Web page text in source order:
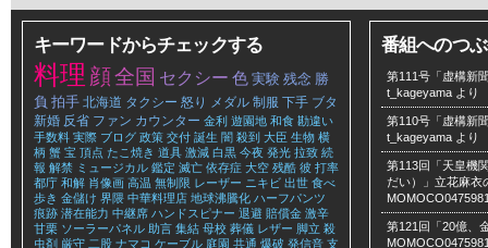
キーワードからチェックする
料理 顔全国 セクシー 色 実験 残念 勝
負 拍手 北海道 タクシー 怒り メダル 制服 下手 ブタ
新婚 反省 ファン カウンター 金利 遊園地 和食 勘違い
手数料 実際 ブログ 政策 交付 誕生 闇 殺到 大臣 生物 横
柄 蟹 宝 頂点 たこ焼き 道具 激減 白黒 今夜 発光 拉致 続
報 解禁 ミュージカル 鑑定 滅亡 依存症 大空 残酷 彼 打率
都庁 和解 肖像画 高温 無制限 レーザー ニキビ 出世 食べ
歩き 金儲け 界隈 中華料理店 地球沸騰化 ハーフパンツ
痕跡 潜在能力 中継席 ハンドスピナー 退避 賠償金 激辛
甘栗 ソーラーパネル 助言 集結 母校 葬儀 レザー 脚立 殺
虫剤 厳守 二股 ナマコ ケーブル 庭園 共通 爆破 発信音 支
番組へのつ
第111号「虚構新
t_kageyama より
第110号「虚構新
t_kageyama より
第113回「天皇機
だい）」立花麻衣
第121回「20億、